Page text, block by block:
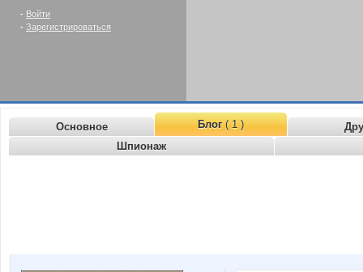
- Войти
- Зарегистрироваться
Основное Блог( 1 )
Шпионаж